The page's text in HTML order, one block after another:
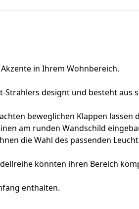
in Ihrem Wohnbereich.
Strahlers designt und besteht aus
beweglichen Klappen lassen
am runden Wandschild
die Wahl des passenden
könnten ihren Bereich
enthalten.